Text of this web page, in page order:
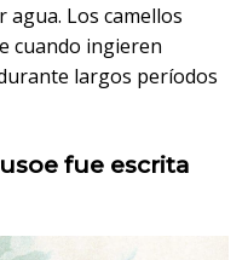
Los camellos
cuando ingieren
largos períodos
fue escrita